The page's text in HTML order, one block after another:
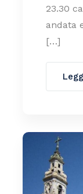
23.30
andata
[…]